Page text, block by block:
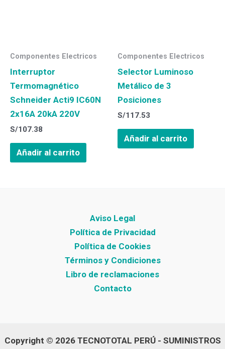
Componentes Electricos
Interruptor
Termomagnético
Schneider Acti9 IC60N
2x16A 20kA 220V
S/107.38
Añadir al carrito
Componentes Electricos
Selector Luminoso
Metálico de 3
Posiciones
S/117.53
Añadir al carrito
Aviso Legal
Política de Privacidad
Política de Cookies
Términos y Condiciones
Libro de reclamaciones
Contacto
Copyright © 2026 TECNOTOTAL PERÚ - SUMINISTROS